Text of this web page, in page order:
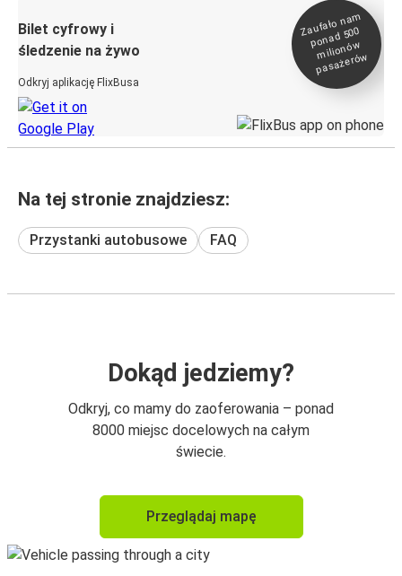
Bilet cyfrowy i
śledzenie na żywo
Odkryj aplikację FlixBusa
Zaufało na
m
ponad 500
milionó
w
pasażeró
w
Na tej stronie znajdziesz:
Przystanki autobusowe FAQ
Dokąd jedziemy?
Odkryj, co mamy do zaoferowania – ponad
8000 miejsc docelowych na całym
świecie.
Przeglądaj mapę